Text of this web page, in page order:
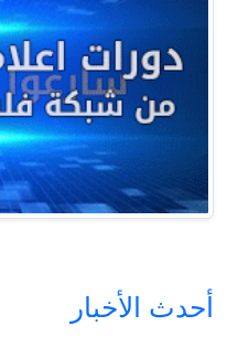
أحدث الأخبار